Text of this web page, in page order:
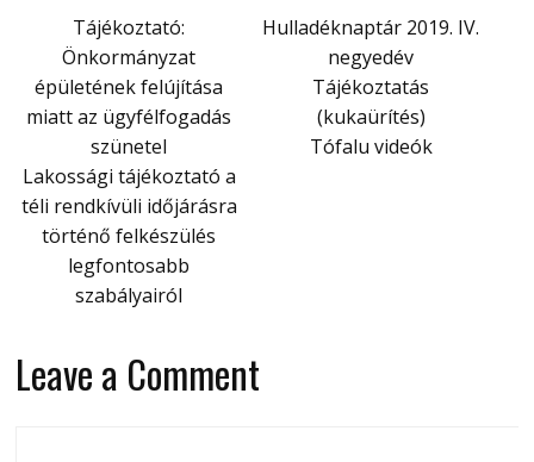
Tájékoztató:
Önkormányzat
épületének felújítása
miatt az ügyfélfogadás
szünetel
Hulladéknaptár 2019. IV.
negyedév
Tájékoztatás
(kukaürítés)
Tófalu videók
Lakossági tájékoztató a
téli rendkívüli időjárásra
történő felkészülés
legfontosabb
szabályairól
Leave a Comment